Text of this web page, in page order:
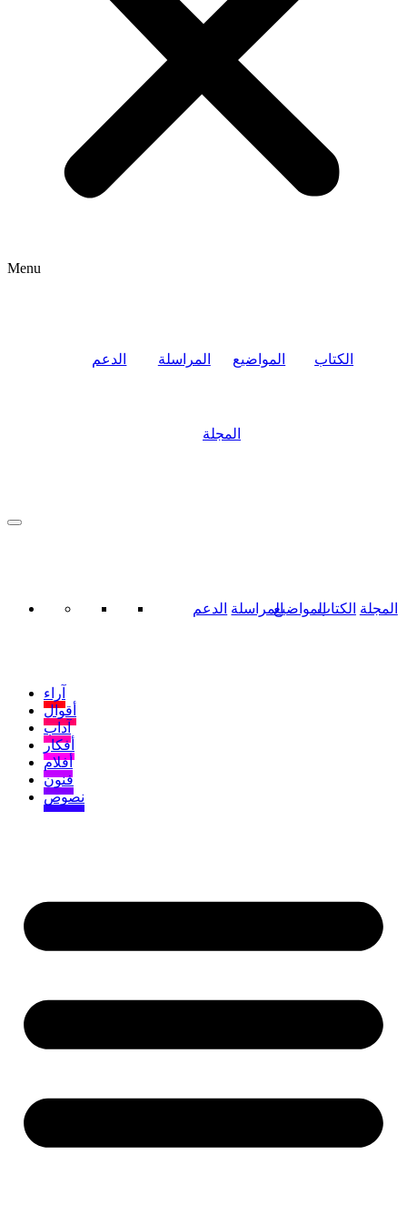
Menu
الدعم المراسلة المواضيع الكتاب
المجلة
الدعم المراسلةالمواضيعالكتاب المجلة
آراء
أقوال
آداب
أفكار
أفلام
فنون
نصوص